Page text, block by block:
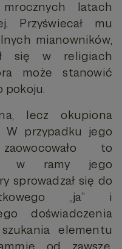
latach
Przyświecał mu
mianowników,
się w religiach
może stanowić
pokoju.
lecz okupiona
W przypadku jego
to
w ramy jego
sprowadzał się do
„ja” i
doświadczenia
elementu
od zawsze.